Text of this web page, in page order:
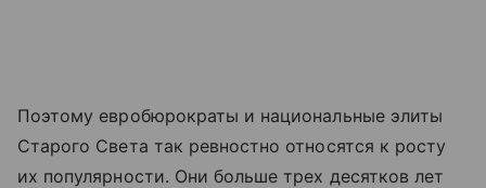
Поэтому евробюрократы и национальные элиты
Старого Света так ревностно относятся к росту
их популярности. Они больше трех десятков лет